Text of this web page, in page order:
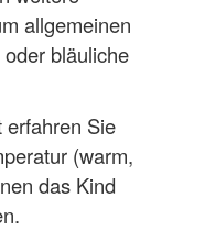
allgemeinen
bläuliche
erfahren Sie
(warm,
das Kind